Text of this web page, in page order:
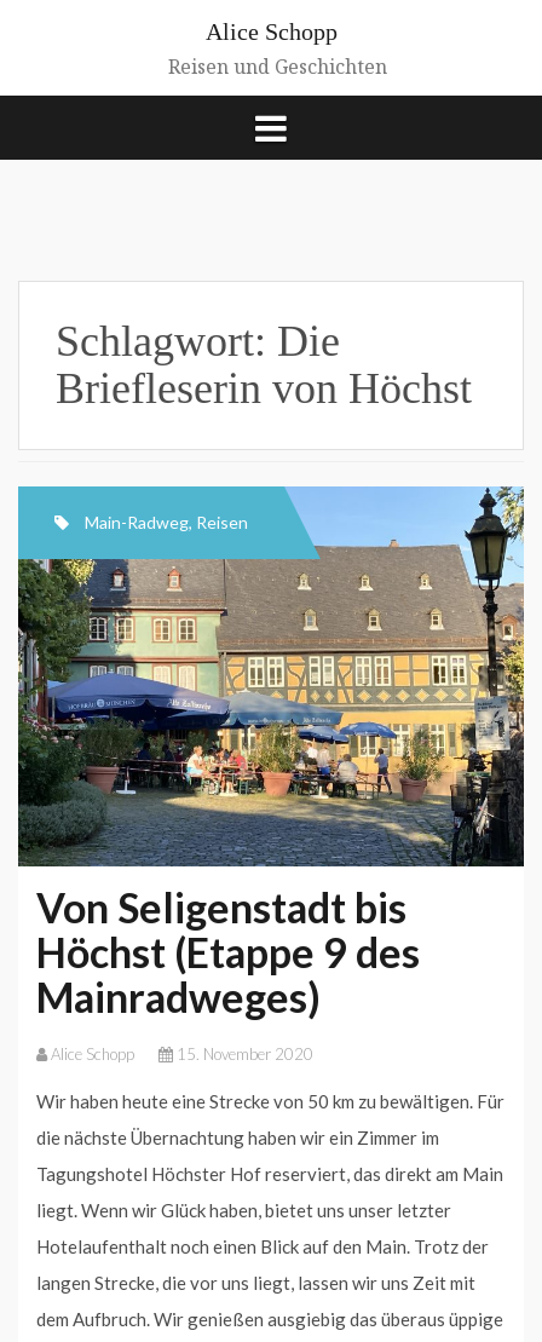
Alice Schopp
Reisen und Geschichten
Schlagwort: Die
Briefleserin von Höchst
Main-Radweg, Reisen
Von Seligenstadt bis
Höchst (Etappe 9 des
Mainradweges)
Alice Schopp 15. November 2020
Wir haben heute eine Strecke von 50 km zu bewältigen. Für
die nächste Übernachtung haben wir ein Zimmer im
Tagungshotel Höchster Hof reserviert, das direkt am Main
liegt. Wenn wir Glück haben, bietet uns unser letzter
Hotelaufenthalt noch einen Blick auf den Main. Trotz der
langen Strecke, die vor uns liegt, lassen wir uns Zeit mit
dem Aufbruch. Wir genießen ausgiebig das überaus üppige